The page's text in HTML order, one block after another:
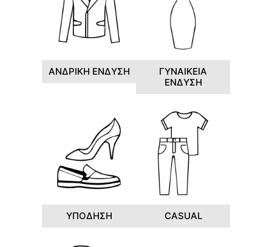
ΑΝΔΡΙΚΗ ΕΝΔΥΣΗ
ΓΥΝΑΙΚΕΙΑ
ΕΝΔΥΣΗ
ΥΠΟΔΗΣΗ CASUAL